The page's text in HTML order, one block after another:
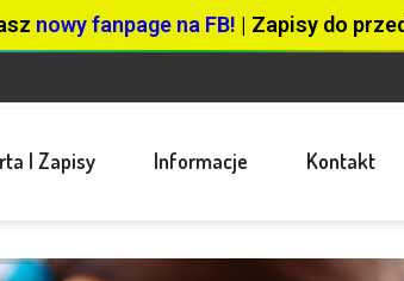
nowy fanpage na FB! | Zapisy do
I Zapisy Informacje Kontakt